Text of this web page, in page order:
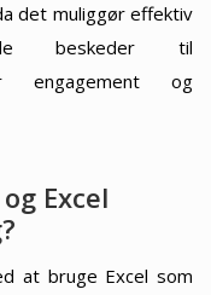
det muliggør effektiv
beskeder til
engagement og
Excel
at bruge Excel som